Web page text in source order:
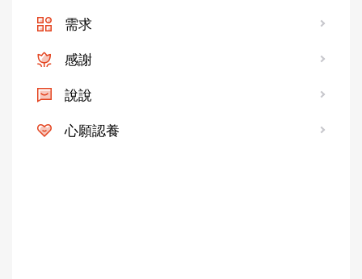
需求
感謝
說說
心願認養